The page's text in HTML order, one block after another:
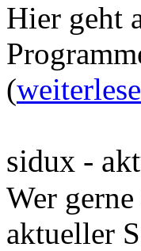
Hier geht
(
sidux -
Wer
aktueller